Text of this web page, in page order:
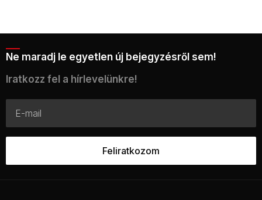
Ne maradj le egyetlen új bejegyzésről sem!
Iratkozz fel a hírlevelünkre!